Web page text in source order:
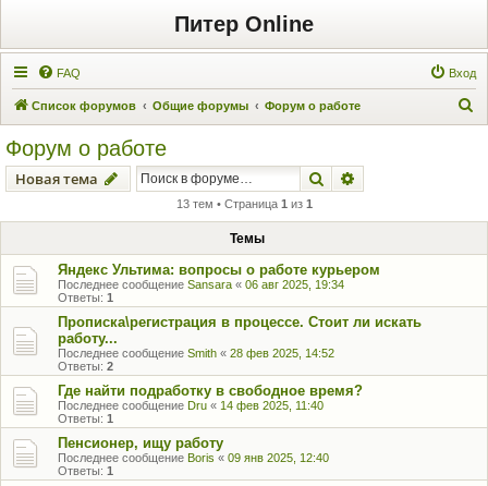
Питер Online
FAQ Вход
Список форумов Общие форумы Форум о работе
Форум о работе
Новая тема Поиск
13 тем • Страница 1 из 1
Темы
Яндекс Ультима: вопросы о работе курьером
Последнее сообщение Sansara « 06 авг 2025, 19:34
Ответы: 1
Прописка\регистрация в процессе. Стоит ли искать
работу...
Последнее сообщение Smith « 28 фев 2025, 14:52
Ответы: 2
Где найти подработку в свободное время?
Последнее сообщение Dru « 14 фев 2025, 11:40
Ответы: 1
Пенсионер, ищу работу
Последнее сообщение Boris « 09 янв 2025, 12:40
Ответы: 1